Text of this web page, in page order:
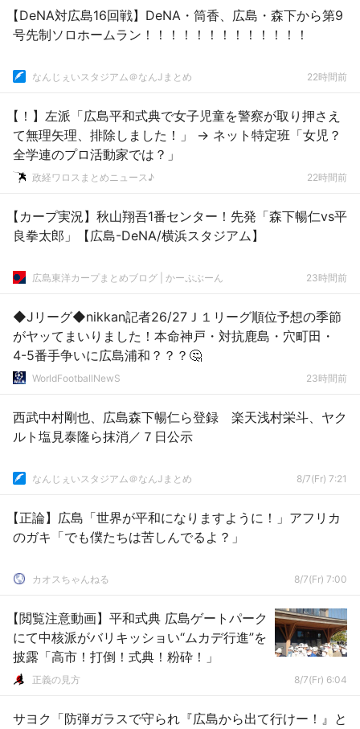
【DeNA対広島16回戦】DeNA・筒香、広島・森下から第9
号先制ソロホームラン！！！！！！！！！！！！！
なんじぇいスタジアム＠なんJまとめ 22時間前
【！】左派「広島平和式典で女子児童を警察が取り押さえ
て無理矢理、排除しました！」 → ネット特定班「女児？
全学連のプロ活動家では？」
政経ワロスまとめニュース♪ 22時間前
【カープ実況】秋山翔吾1番センター！先発「森下暢仁vs平
良拳太郎」【広島-DeNA/横浜スタジアム】
広島東洋カープまとめブログ | かーぷぶーん 23時間前
◆Jリーグ◆nikkan記者26/27Ｊ１リーグ順位予想の季節
がヤッてまいりました！本命神戸・対抗鹿島・穴町田・
4-5番手争いに広島浦和？？？🤔
WorldFootballNewS 23時間前
西武中村剛也、広島森下暢仁ら登録 楽天浅村栄斗、ヤク
ルト塩見泰隆ら抹消／７日公示
なんじぇいスタジアム＠なんJまとめ 8/7(Fr) 7:21
【正論】広島「世界が平和になりますように！」アフリカ
のガキ「でも僕たちは苦しんでるよ？」
カオスちゃんねる 8/7(Fr) 7:00
【閲覧注意動画】平和式典 広島ゲートパーク
にて中核派がバリキッショい“ムカデ行進”を
披露「高市！打倒！式典！粉砕！」
正義の見方 8/7(Fr) 6:04
サヨク「防弾ガラスで守られ『広島から出て行けー！』と